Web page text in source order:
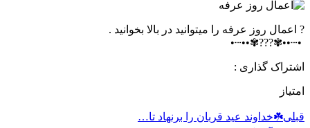
? اعمال روز عرفه را میتوانید در بالا بخوانید .
‌‌‌‌‌‌‌‌‌‌‌‌ •┈••✾???✾••┈•
اشتراک گذاری :
امتیاز
قبلی☘️خداوند عيد قربان را برنهاد تا…